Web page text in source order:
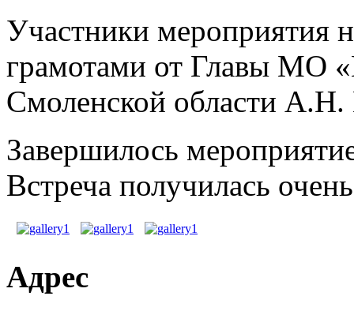
Участники мероприятия
грамотами от Главы МО
Смоленской области А.Н.
Завершилось
Встреча получилась
Адрес